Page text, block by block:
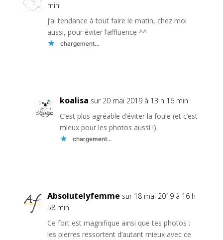
min
j’ai tendance à tout faire le matin, chez moi
aussi, pour éviter l’affluence ^^
chargement…
koalisa sur 20 mai 2019 à 13 h 16 min
C’est plus agréable d’éviter la foule (et c’est
mieux pour les photos aussi !).
chargement…
Absolutelyfemme sur 18 mai 2019 à 16 h
58 min
Ce fort est magnifique ainsi que tes photos :
les pierres ressortent d’autant mieux avec ce